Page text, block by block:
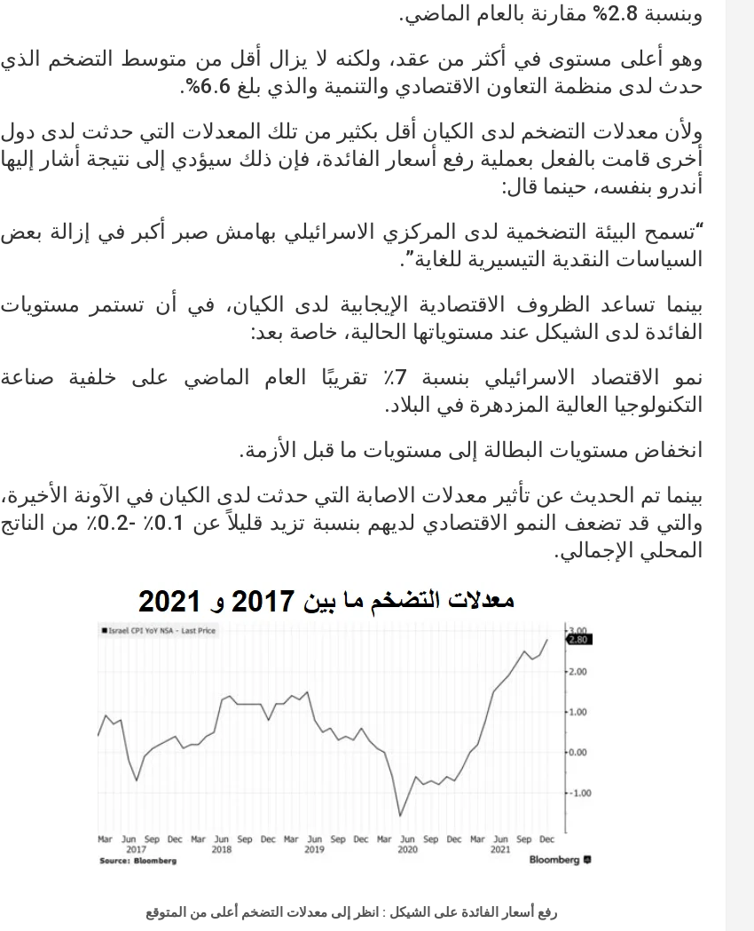
وبنسبة 2.8% مقارنة بالعام الماضي.
وهو أعلى مستوى في أكثر من عقد، ولكنه لا يزال أقل من متوسط التضخم الذي
حدث لدى منظمة التعاون الاقتصادي والتنمية والذي بلغ 6.6%.
ولأن معدلات التضخم لدى الكيان أقل بكثير من تلك المعدلات التي حدثت لدى دول
أخرى قامت بالفعل بعملية رفع أسعار الفائدة، فإن ذلك سيؤدي إلى نتيجة أشار إليها
أندرو بنفسه، حينما قال:
“تسمح البيئة التضخمية لدى المركزي الاسرائيلي بهامش صبر أكبر في إزالة بعض
السياسات النقدية التيسيرية للغاية”.
بينما تساعد الظروف الاقتصادية الإيجابية لدى الكيان، في أن تستمر مستويات
الفائدة لدى الشيكل عند مستوياتها الحالية، خاصة بعد:
نمو الاقتصاد الاسرائيلي بنسبة 7٪ تقريبًا العام الماضي على خلفية صناعة
التكنولوجيا العالية المزدهرة في البلاد.
انخفاض مستويات البطالة إلى مستويات ما قبل الأزمة.
بينما تم الحديث عن تأثير معدلات الاصابة التي حدثت لدى الكيان في الآونة الأخيرة،
والتي قد تضعف النمو الاقتصادي لديهم بنسبة تزيد قليلاً عن 0.1٪ -0.2٪ من الناتج
المحلي الإجمالي.
رفع أسعار الفائدة على الشيكل : انظر إلى معدلات التضخم أعلى من المتوقع